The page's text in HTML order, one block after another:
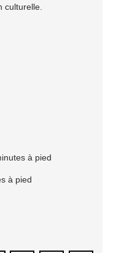
culturelle.
à pied
à pied